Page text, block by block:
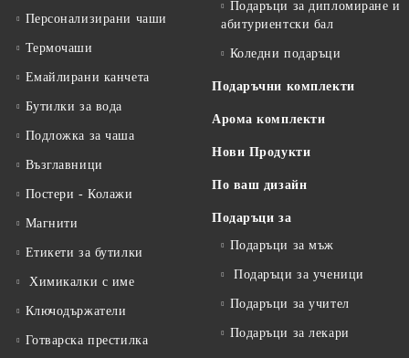
Персонализирани чаши
Термочаши
Емайлирани канчета
Бутилки за вода
Подложка за чаша
Възглавници
Постери - Колажи
Магнити
Етикети за бутилки
Химикалки с име
Ключодържатели
Готварска престилка
Подаръци за дипломиране и
абитуриентски бал
Коледни подаръци
Подаръчни комплекти
Арома комплекти
Нови Продукти
По ваш дизайн
Подаръци за
Подаръци за мъж
Подаръци за ученици
Подаръци за учител
Подаръци за лекари